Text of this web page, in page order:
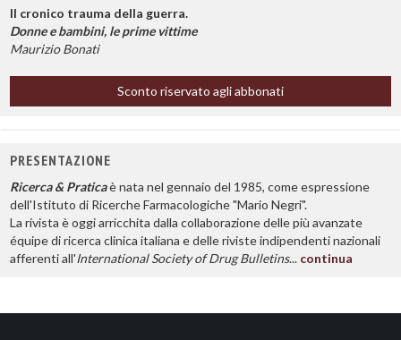
Il cronico trauma della guerra.
Donne e bambini, le prime vittime
Maurizio Bonati
Sconto riservato agli abbonati
PRESENTAZIONE
Ricerca & Praticaè nata nel gennaio del 1985, come espressione
dell'Istituto di Ricerche Farmacologiche "Mario Negri".
La rivista è oggi arricchita dalla collaborazione delle più avanzate
équipe di ricerca clinica italiana e delle riviste indipendenti nazionali
afferenti all'International Society of Drug Bulletins... continua